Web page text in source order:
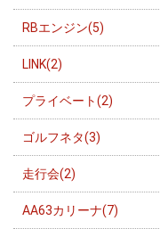
RBエンジン(5)
LINK(2)
プライベート(2)
ゴルフネタ(3)
走行会(2)
AA63カリーナ(7)